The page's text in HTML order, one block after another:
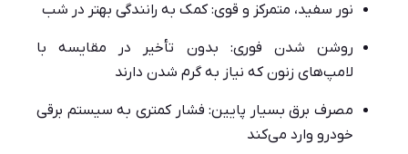
نور سفید، متمرکز و قوی: کمک به رانندگی بهتر در شب
روشن شدن فوری: بدون تأخیر در مقایسه با
لامپ‌های زنون که نیاز به گرم شدن دارند
مصرف برق بسیار پایین: فشار کمتری به سیستم برقی
خودرو وارد می‌کند